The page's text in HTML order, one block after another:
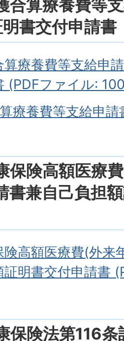
合算療養費等
書交付申請書
算療養費等支給申
(PDFファイル:
療養費等支給申
保険高額医療
書兼自己負担
険高額医療費(外来
証明書交付申請書
保険法第116条